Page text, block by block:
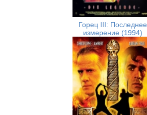
Горец III: Последнее
измерение (1994)